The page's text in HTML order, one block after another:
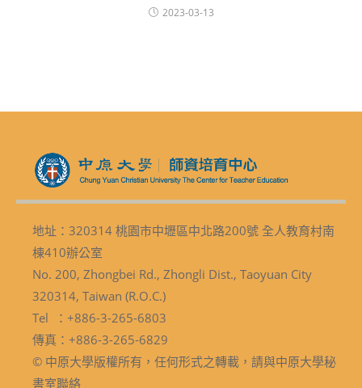
2023-03-13
地址：320314 桃園市中壢區中北路200號 全人教育村南
棟410辦公室
No. 200, Zhongbei Rd., Zhongli Dist., Taoyuan City
320314, Taiwan (R.O.C.)
Tel ：+886-3-265-6803
傳真：+886-3-265-6829
© 中原大學版權所有，任何形式之轉載，請與中原大學秘
書室聯絡